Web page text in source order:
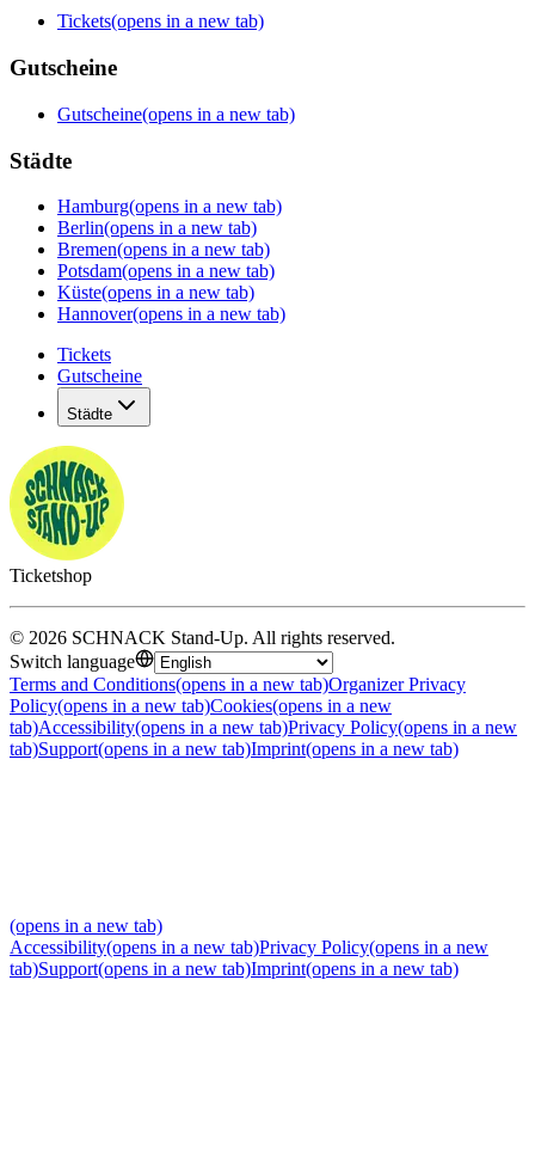
Tickets(opens in a new tab)
Gutscheine
Gutscheine(opens in a new tab)
Städte
Hamburg(opens in a new tab)
Berlin(opens in a new tab)
Bremen(opens in a new tab)
Potsdam(opens in a new tab)
Küste(opens in a new tab)
Hannover(opens in a new tab)
Tickets
Gutscheine
Städte
Ticketshop
© 2026 SCHNACK Stand-Up. All rights reserved.
Switch language
Terms and Conditions(opens in a new tab)Organizer Privacy
Policy(opens in a new tab)Cookies(opens in a new
tab)Accessibility(opens in a new tab)Privacy Policy(opens in a new
tab)Support(opens in a new tab)Imprint(opens in a new tab)
(opens in a new tab)
Accessibility(opens in a new tab)Privacy Policy(opens in a new
tab)Support(opens in a new tab)Imprint(opens in a new tab)